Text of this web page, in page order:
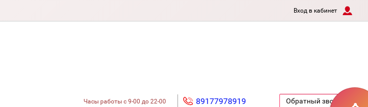
Вход в кабинет
Часы работы с 9-00 до 22-00 89177978919 Обратный звонок